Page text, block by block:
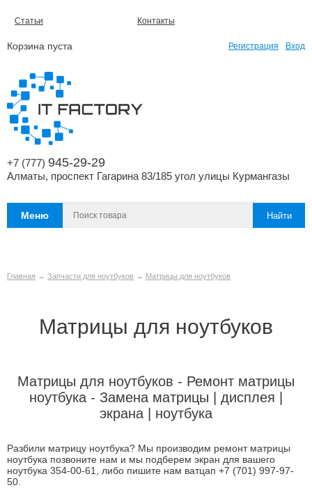
Статьи Контакты
Корзина пуста Регистрация Вход
+7 (777) 945-29-29
Алматы, проспект Гагарина 83/185 угол улицы Курмангазы
Меню
Главная → Запчасти для ноутбуков → Матрицы для ноутбуков
Матрицы для ноутбуков
Матрицы для ноутбуков - Ремонт матрицы
ноутбука - Замена матрицы | дисплея |
экрана | ноутбука
Разбили матрицу ноутбука? Мы производим ремонт матрицы
ноутбука позвоните нам и мы подберем экран для вашего
ноутбука 354-00-61, либо пишите нам ватцап +7 (701) 997-97-
50